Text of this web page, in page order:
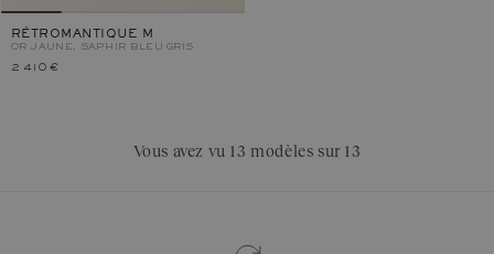
RÉTROMANTIQUE M
OR JAUNE, SAPHIR BLEU GRIS
2 410 €
Vous avez vu 13 modèles sur 13